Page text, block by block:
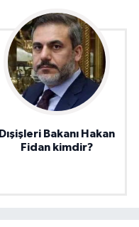
Dışişleri Bakanı Hakan
Fidan kimdir?